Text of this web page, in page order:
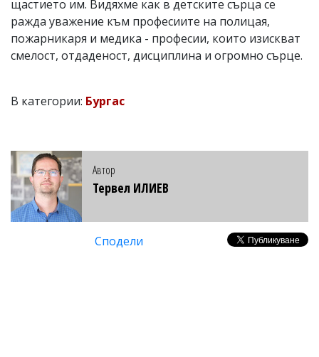
щастието им. Видяхме как в детските сърца се
ражда уважение към професиите на полицая,
пожарникаря и медика - професии, които изискват
смелост, отдаденост, дисциплина и огромно сърце.
В категории: Бургас
Автор
Тервел ИЛИЕВ
Сподели